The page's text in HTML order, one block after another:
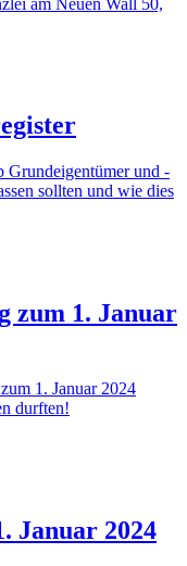
Grundeigentümer und -
sollten und wie dies
zum 1. Januar
1. Januar 2024
durften!
Januar 2024